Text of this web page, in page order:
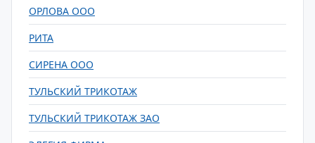
ОРЛОВА ООО
РИТА
СИРЕНА ООО
ТУЛЬСКИЙ ТРИКОТАЖ
ТУЛЬСКИЙ ТРИКОТАЖ ЗАО